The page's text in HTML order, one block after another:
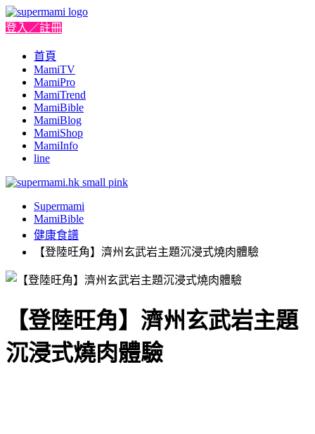
登入／註冊
首頁
MamiTV
MamiPro
MamiTrend
MamiBible
MamiBlog
MamiShop
MamiInfo
line
Supermami
MamiBible
健康食譜
【登陸旺角】濟州玄武岩主題沉浸式燒肉體驗
【登陸旺角】濟州玄武岩主題
沉浸式燒肉體驗